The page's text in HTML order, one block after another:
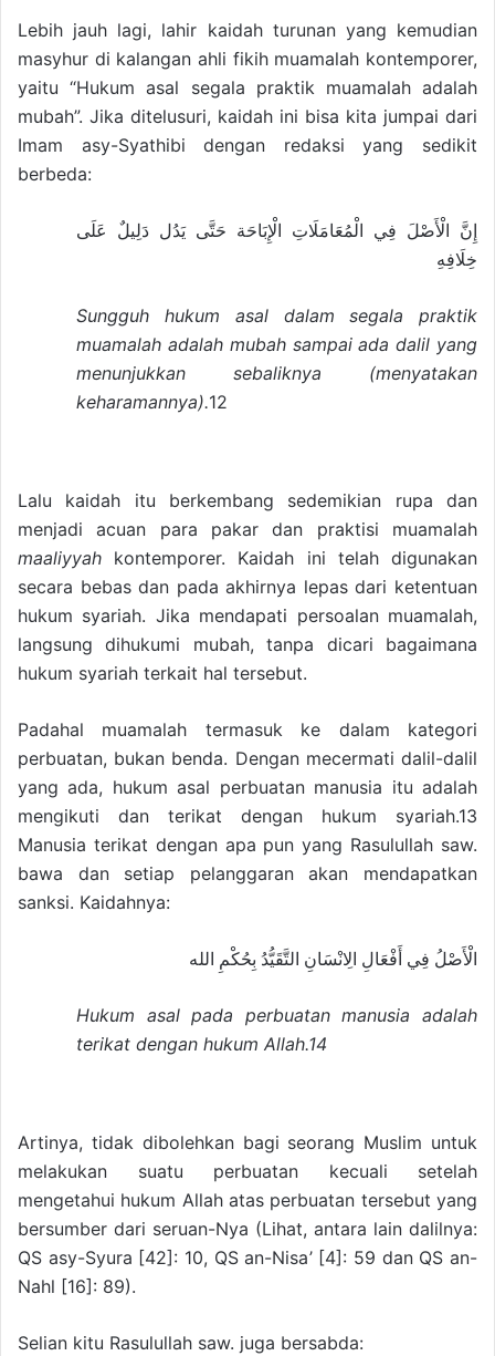
Lebih jauh lagi, lahir kaidah turunan yang kemudian
masyhur di kalangan ahli fikih muamalah kontemporer,
yaitu “Hukum asal segala praktik muamalah adalah
mubah”. Jika ditelusuri, kaidah ini bisa kita jumpai dari
Imam asy-Syathibi dengan redaksi yang sedikit
berbeda:
إِنَّ الْأَصْلَ فِي الْمُعَامَلَاتِ الْإِبَاحَة حَتَّى يَدُل دَلِيلٌ عَلَى
خِلَافِهِ
Sungguh hukum asal dalam segala praktik
muamalah adalah mubah sampai ada dalil yang
menunjukkan sebaliknya (menyatakan
keharamannya).12
Lalu kaidah itu berkembang sedemikian rupa dan
menjadi acuan para pakar dan praktisi muamalah
maaliyyah kontemporer. Kaidah ini telah digunakan
secara bebas dan pada akhirnya lepas dari ketentuan
hukum syariah. Jika mendapati persoalan muamalah,
langsung dihukumi mubah, tanpa dicari bagaimana
hukum syariah terkait hal tersebut.
Padahal muamalah termasuk ke dalam kategori
perbuatan, bukan benda. Dengan mecermati dalil-dalil
yang ada, hukum asal perbuatan manusia itu adalah
mengikuti dan terikat dengan hukum syariah.13
Manusia terikat dengan apa pun yang Rasulullah saw.
bawa dan setiap pelanggaran akan mendapatkan
sanksi. Kaidahnya:
الْأَصْلُ فِي أَفْعَالِ الِانْسَانِ التَّقَيُّدُ بِحُكْمِ الله
Hukum asal pada perbuatan manusia adalah
terikat dengan hukum Allah.14
Artinya, tidak dibolehkan bagi seorang Muslim untuk
melakukan suatu perbuatan kecuali setelah
mengetahui hukum Allah atas perbuatan tersebut yang
bersumber dari seruan-Nya (Lihat, antara lain dalilnya:
QS asy-Syura [42]: 10, QS an-Nisa’ [4]: 59 dan QS an-
Nahl [16]: 89).
Selian kitu Rasulullah saw. juga bersabda: